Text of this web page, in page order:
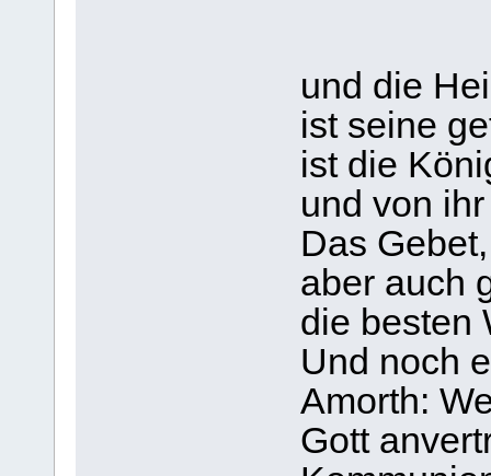
und die
ist seine
ist die
und von
Das
aber auch
die besten
Und noch
Amorth:
Gott